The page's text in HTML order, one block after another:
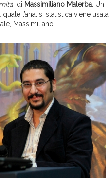
, di Massimiliano Malerba. Un
l’analisi statistica viene usata
Massimiliano…